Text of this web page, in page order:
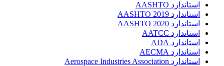
استاندارد AASHTO
استاندارد AASHTO 2019
استاندارد AASHTO 2020
استاندارد AATCC
استاندارد ADA
استاندارد AECMA
استاندارد Aerospace Industries Association